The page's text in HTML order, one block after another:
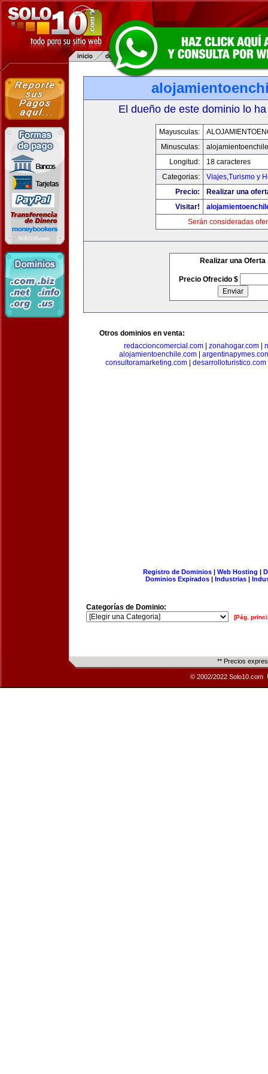
El dueño de este dominio lo
Mayusculas:
Minusculas:
Longitud:
18 caracteres
Categorias:
Viajes,Turismo y
Precio:
Realizar una
Visitar!
Serán consideradas
Realizar una Oferta
Precio Ofrecido $
Otros dominios en venta:
redaccioncomercial.com
zonahogar.com
alojamientoenchile.com
consultoramarketing.com
desarrolloturistico.com
Registro de Dominios| Web Hosting |
Dominios Expirados | Industrias |
Categorías de Dominio:
[Pág.
** Precios
© 2002/2022 Solo10.com